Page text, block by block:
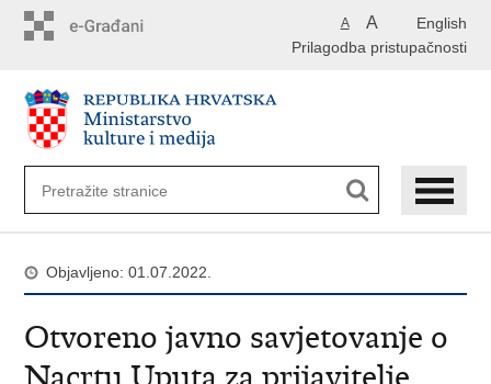
English
A A
Prilagodba pristupačnosti
Objavljeno: 01.07.2022.
Otvoreno javno savjetovanje o